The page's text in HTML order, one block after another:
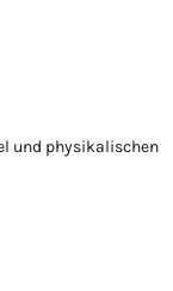
und physikalischen